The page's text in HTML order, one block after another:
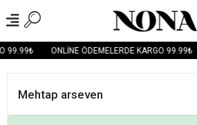
99.99₺ ONLİNE ÖDEMELERDE KARGO 99.99₺
Mehtap arseven